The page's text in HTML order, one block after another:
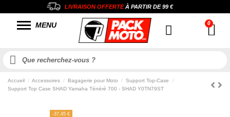
LIVRAISON OFFERTEÀ PARTIR DE99 €
MENU
Accueil Accessoires Bagagerie pour Moto
Support Top-Case
Support Top Case SHAD Yamaha Ténéré 700 - SHAD Y0TN79ST
-37,45 €